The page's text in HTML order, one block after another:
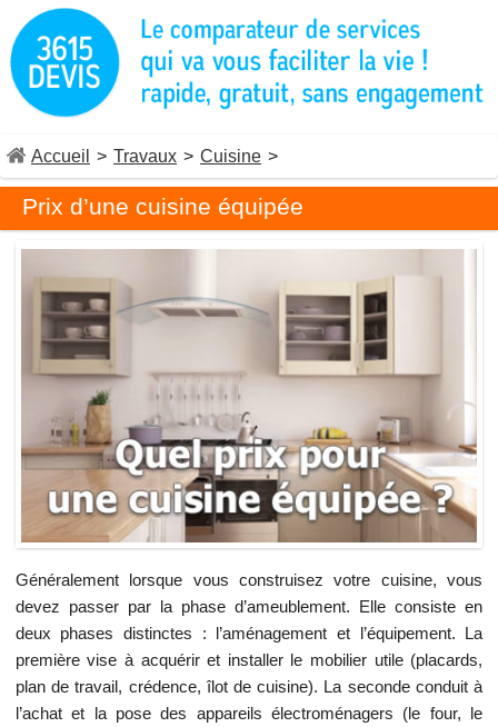
Accueil > Travaux > Cuisine >
Prix d’une cuisine équipée
Généralement lorsque vous construisez votre cuisine, vous
devez passer par la phase d’ameublement. Elle consiste en
deux phases distinctes : l’aménagement et l’équipement. La
première vise à acquérir et installer le mobilier utile (placards,
plan de travail, crédence, îlot de cuisine). La seconde conduit à
l’achat et la pose des appareils électroménagers (le four, le